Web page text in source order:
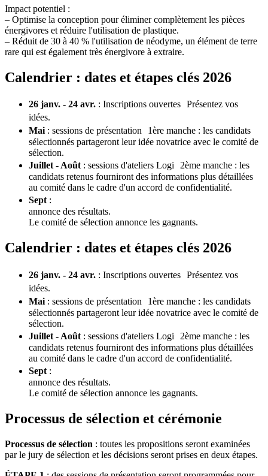
Impact potentiel :
– Optimise la conception pour éliminer complètement les pièces
énergivores et réduire l'utilisation de plastique.
– Réduit de 30 à 40 % l'utilisation de néodyme, un élément de terre
rare qui est également très énergivore à extraire.
Calendrier : dates et étapes clés 2026
26 janv. - 24 avr. : Inscriptions ouvertes Présentez vos
idées.
Mai: sessions de présentation 1ère manche : les candidats
sélectionnés partageront leur idée novatrice avec le comité de
sélection.
Juillet - Août: sessions d'ateliers Logi 2ème manche : les
candidats retenus fourniront des informations plus détaillées
au comité dans le cadre d'un accord de confidentialité.
Sept:
annonce des résultats.
Le comité de sélection annonce les gagnants.
Calendrier : dates et étapes clés 2026
26 janv. - 24 avr. : Inscriptions ouvertes Présentez vos
idées.
Mai : sessions de présentation 1ère manche : les candidats
sélectionnés partageront leur idée novatrice avec le comité de
sélection.
Juillet - Août : sessions d'ateliers Logi 2ème manche : les
candidats retenus fourniront des informations plus détaillées
au comité dans le cadre d'un accord de confidentialité.
Sept :
annonce des résultats.
Le comité de sélection annonce les gagnants.
Processus de sélection et cérémonie
Processus de sélection : toutes les propositions seront examinées
par le jury de sélection et les décisions seront prises en deux étapes.